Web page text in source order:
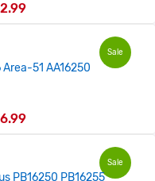
Sale
51 AA16250
Sale
PB16250 PB16255